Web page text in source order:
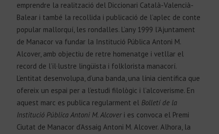
emprendre la realització del Diccionari Català-Valencià-
Balear i també la recollida i publicació de l’aplec de conte
popular mallorquí, les rondalles. L’any 1999 l’Ajuntament
de Manacor va fundar la Institució Pública Antoni M.
Alcover, amb objectiu de retre homenatge i vetllar el
record de l’il·lustre lingüista i folklorista manacorí.
L’entitat desenvolupa, d’una banda, una línia científica que
ofereix un espai per a l’estudi filològic i l’alcoverisme. En
aquest marc es publica regularment el Bolletí de la
Institució Pública Antoni M. Alcoveri es convoca el Premi
Ciutat de Manacor d’Assaig Antoni M. Alcover. Alhora, la